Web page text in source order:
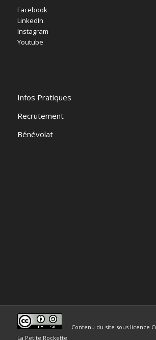
Facebook
LinkedIn
Instagram
Youtube
Infos Pratiques
Recrutement
Bénévolat
Contenu du site sous licence
La Petite Rockette